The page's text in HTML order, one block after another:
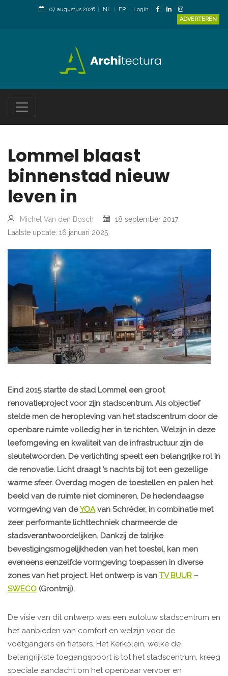
07 augustus 2026 NL FR
Login
ADVERTEREN
Lommel blaast
binnenstad nieuw
leven in
Michel Van den Bosch
18 september 2017
Laatste update: 16 januari 2025
Eind 2015 startte de stad Lommel een groot
renovatieproject voor zijn stadscentrum. Als objectief
stelde men de heropleving van het stadscentrum door de
openbare ruimte volledig her in te richten. Welzijn in deze
leefomgeving en kwaliteit van de infrastructuur zijn de
sleutelwoorden. De verlichting speelt een belangrijke rol in
de renovatie. Licht draagt ’s nachts bij tot een gezellige
warme sfeer. Overdag mogen de toestellen en palen het
beeld van de ruimte niet domineren. De hedendaagse
vormgeving van deYOAvan Schréder, in combinatie met
zeer performante lichttechniek charmeerde de
stadsverantwoordelijken. Dankzij de talrijke
bevestigingsmogelijkheden van het toestel, kan men
eveneens eenzelfde vormgeving toepassen in diverse
zones van het project. Het ontwerp is van TV BUUR –
SWECO (Grontmij).
De visie van dit ontwerp was een autoluw stadscentrum en
het aanbieden van comfort en welzijn voor de
voetgangers en fietsers. Het Kerkplein, welke de
belangrijkste toegangspoort is tot het stadscentrum, kreeg
speciale aandacht om het openbaar vervoer en